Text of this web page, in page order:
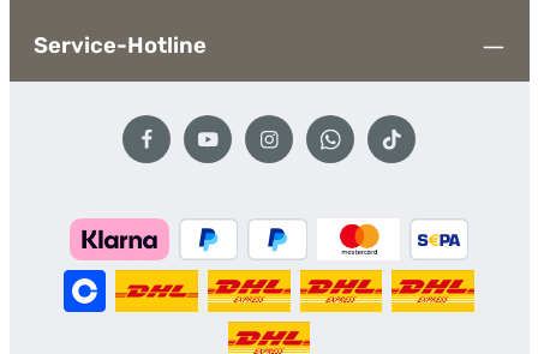
Service-Hotline